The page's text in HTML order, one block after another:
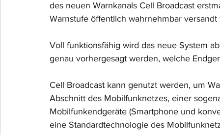
des neuen Warnkanals Cell Broadcast
Warnstufe öffentlich wahrnehmbar
Voll funktionsfähig wird das neue System
genau vorhergesagt werden, welche
Cell Broadcast kann genutzt werden, um
Abschnitt des Mobilfunknetzes, einer
Mobilfunkendgeräte (Smartphone und
eine Standardtechnologie des